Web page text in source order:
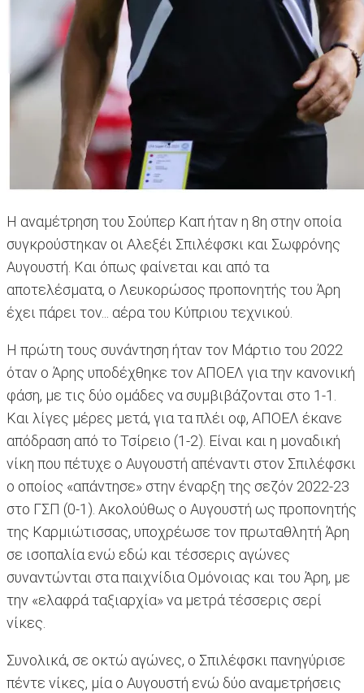
Η αναμέτρηση του Σούπερ Καπ ήταν η 8η στην οποία
συγκρούστηκαν οι Αλεξέι Σπιλέφσκι και Σωφρόνης
Αυγουστή. Και όπως φαίνεται και από τα
αποτελέσματα, ο Λευκορώσος προπονητής του Άρη
έχει πάρει τον... αέρα του Κύπριου τεχνικού.
Η πρώτη τους συνάντηση ήταν τον Μάρτιο του 2022
όταν ο Άρης υποδέχθηκε τον ΑΠΟΕΛ για την κανονική
φάση, με τις δύο ομάδες να συμβιβάζονται στο 1-1.
Και λίγες μέρες μετά, για τα πλέι οφ, ΑΠΟΕΛ έκανε
απόδραση από το Τσίρειο (1-2). Είναι και η μοναδική
νίκη που πέτυχε ο Αυγουστή απέναντι στον Σπιλέφσκι
ο οποίος «απάντησε» στην έναρξη της σεζόν 2022-23
στο ΓΣΠ (0-1). Ακολούθως ο Αυγουστή ως προπονητής
της Καρμιώτισσας, υποχρέωσε τον πρωταθλητή Άρη
σε ισοπαλία ενώ εδώ και τέσσερις αγώνες
συναντώνται στα παιχνίδια Ομόνοιας και του Άρη, με
την «ελαφρά ταξιαρχία» να μετρά τέσσερις σερί
νίκες.
Συνολικά, σε οκτώ αγώνες, ο Σπιλέφσκι πανηγύρισε
πέντε νίκες, μία ο Αυγουστή ενώ δύο αναμετρήσεις